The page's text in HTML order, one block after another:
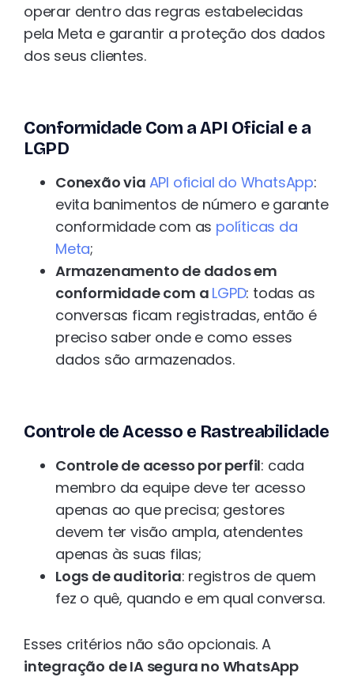
operar dentro das regras estabelecidas
pela Meta e garantir a proteção dos dados
dos seus clientes.
Conformidade Com a API Oficial e a
LGPD
Conexão via API oficial do WhatsApp:
evita banimentos de número e garante
conformidade com as políticas da
Meta;
Armazenamento de dados em
conformidade com a LGPD: todas as
conversas ficam registradas, então é
preciso saber onde e como esses
dados são armazenados.
Controle de Acesso e Rastreabilidade
Controle de acesso por perfil: cada
membro da equipe deve ter acesso
apenas ao que precisa; gestores
devem ter visão ampla, atendentes
apenas às suas filas;
Logs de auditoria: registros de quem
fez o quê, quando e em qual conversa.
Esses critérios não são opcionais. A
integração de IA segura no WhatsApp